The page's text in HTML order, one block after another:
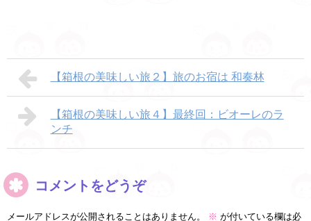
【箱根の美味しい旅２】旅のお宿は 和奏林
【箱根の美味しい旅４】最終回：ビオーレのラ
ンチ
コメントをどうぞ
メールアドレスが公開されることはありません。 ※ が付いている欄は必